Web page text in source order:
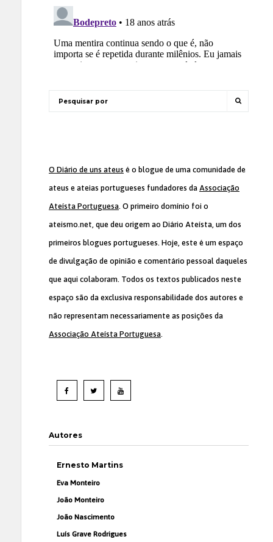
O Diário de uns ateus é o blogue de uma comunidade de
ateus e ateias portugueses fundadores da Associação
Ateísta Portuguesa. O primeiro domínio foi o
ateismo.net, que deu origem ao Diário Ateísta, um dos
primeiros blogues portugueses. Hoje, este é um espaço
de divulgação de opinião e comentário pessoal daqueles
que aqui colaboram. Todos os textos publicados neste
espaço são da exclusiva responsabilidade dos autores e
não representam necessariamente as posições da
Associação Ateísta Portuguesa.
Autores
Ernesto Martins
Eva Monteiro
João Monteiro
João Nascimento
Luís Grave Rodrigues